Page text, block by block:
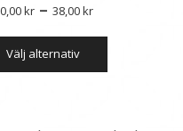
kr – 38,00krPrisintervall:
30,00 kr
välj alternativ
Den
produkten